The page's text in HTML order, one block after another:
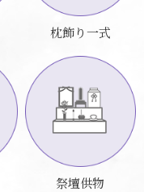
枕飾り一式
祭壇供物